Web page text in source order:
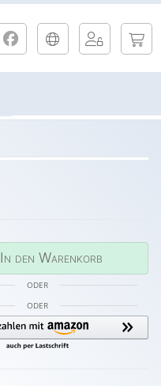
In den Warenkorb
ODER
ODER